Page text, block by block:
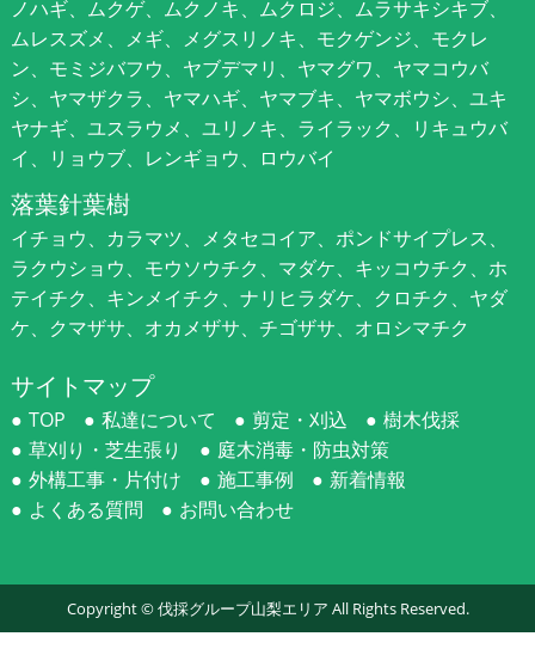
ノハギ、ムクゲ、ムクノキ、ムクロジ、ムラサキシキブ、
ムレスズメ、メギ、メグスリノキ、モクゲンジ、モクレ
ン、モミジバフウ、ヤブデマリ、ヤマグワ、ヤマコウバ
シ、ヤマザクラ、ヤマハギ、ヤマブキ、ヤマボウシ、ユキ
ヤナギ、ユスラウメ、ユリノキ、ライラック、リキュウバ
イ、リョウブ、レンギョウ、ロウバイ
落葉針葉樹
イチョウ、カラマツ、メタセコイア、ポンドサイプレス、
ラクウショウ、モウソウチク、マダケ、キッコウチク、ホ
テイチク、キンメイチク、ナリヒラダケ、クロチク、ヤダ
ケ、クマザサ、オカメザサ、チゴザサ、オロシマチク
サイトマップ
TOP 私達について 剪定・刈込
樹木伐採
草刈り・芝生張り
庭木消毒・防虫対策
外構工事・片付け
施工事例
新着情報
よくある質問
お問い合わせ
Copyright ©伐採グループ山梨エリア All Rights Reserved.